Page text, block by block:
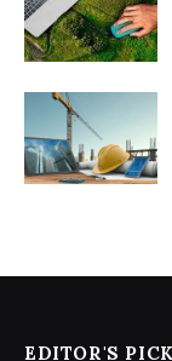
EDITOR'S